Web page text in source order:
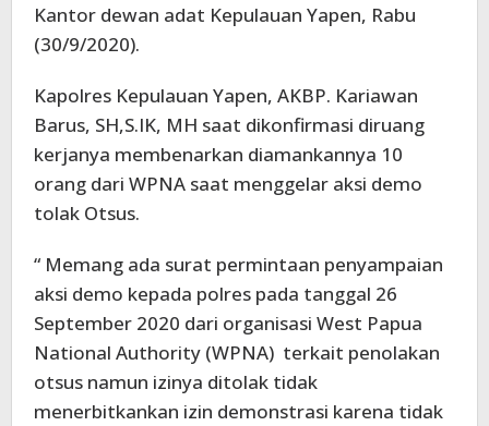
Kantor dewan adat Kepulauan Yapen, Rabu
(30/9/2020).
Kapolres Kepulauan Yapen, AKBP. Kariawan
Barus, SH,S.IK, MH saat dikonfirmasi diruang
kerjanya membenarkan diamankannya 10
orang dari WPNA saat menggelar aksi demo
tolak Otsus.
“ Memang ada surat permintaan penyampaian
aksi demo kepada polres pada tanggal 26
September 2020 dari organisasi West Papua
National Authority (WPNA) terkait penolakan
otsus namun izinya ditolak tidak
menerbitkankan izin demonstrasi karena tidak